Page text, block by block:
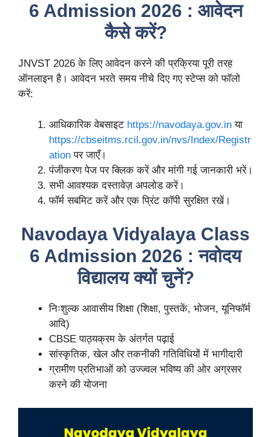
6 Admission 2026 : आवेदन
कैसे करें?
JNVST 2026 के लिए आवेदन करने की प्रक्रिया पूरी तरह
ऑनलाइन है। आवेदन भरते समय नीचे दिए गए स्टेप्स को फॉलो
करें:
आधिकारिक वेबसाइट https://navodaya.gov.in या
https://cbseitms.rcil.gov.in/nvs/Index/Registr
ation पर जाएँ।
पंजीकरण पेज पर क्लिक करें और मांगी गई जानकारी भरें।
सभी आवश्यक दस्तावेज़ अपलोड करें।
फॉर्म सबमिट करें और एक प्रिंट कॉपी सुरक्षित रखें।
Navodaya Vidyalaya Class
6 Admission 2026 : नवोदय
विद्यालय क्यों चुनें?
निःशुल्क आवासीय शिक्षा (शिक्षा, पुस्तकें, भोजन, यूनिफॉर्म
आदि)
CBSE पाठ्यक्रम के अंतर्गत पढ़ाई
सांस्कृतिक, खेल और तकनीकी गतिविधियों में भागीदारी
ग्रामीण प्रतिभाओं को उज्ज्वल भविष्य की ओर अग्रसर
करने की योजना